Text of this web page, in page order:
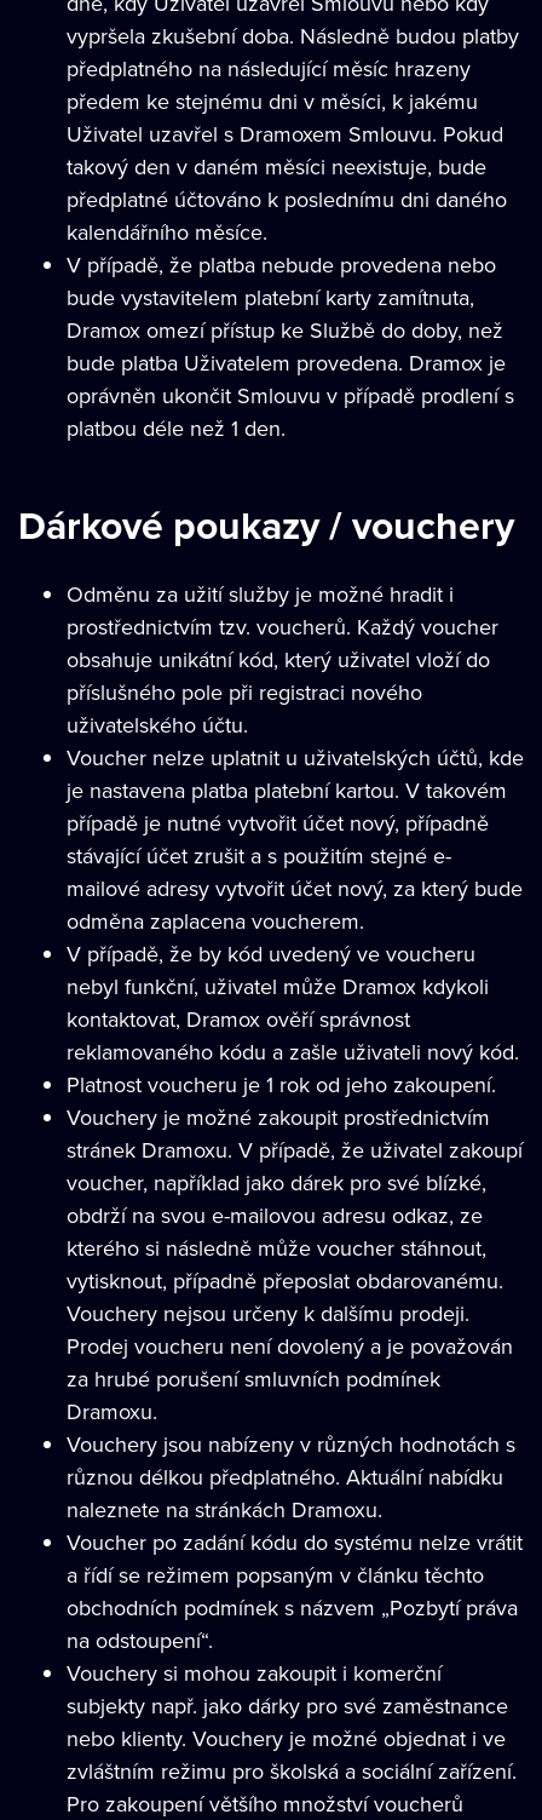
vypršela zkušební doba. Následně budou platby
předplatného na následující měsíc hrazeny
předem ke stejnému dni v měsíci, k jakému
Uživatel uzavřel s Dramoxem Smlouvu. Pokud
takový den v daném měsíci neexistuje, bude
předplatné účtováno k poslednímu dni daného
kalendářního měsíce.
V případě, že platba nebude provedena nebo
bude vystavitelem platební karty zamítnuta,
Dramox omezí přístup ke Službě do doby, než
bude platba Uživatelem provedena. Dramox je
oprávněn ukončit Smlouvu v případě prodlení s
platbou déle než 1 den.
Dárkové poukazy / vouchery
Odměnu za užití služby je možné hradit i
prostřednictvím tzv. voucherů. Každý voucher
obsahuje unikátní kód, který uživatel vloží do
příslušného pole při registraci nového
uživatelského účtu.
Voucher nelze uplatnit u uživatelských účtů, kde
je nastavena platba platební kartou. V takovém
případě je nutné vytvořit účet nový, případně
stávající účet zrušit a s použitím stejné e-
mailové adresy vytvořit účet nový, za který bude
odměna zaplacena voucherem.
V případě, že by kód uvedený ve voucheru
nebyl funkční, uživatel může Dramox kdykoli
kontaktovat, Dramox ověří správnost
reklamovaného kódu a zašle uživateli nový kód.
Platnost voucheru je 1 rok od jeho zakoupení.
Vouchery je možné zakoupit prostřednictvím
stránek Dramoxu. V případě, že uživatel zakoupí
voucher, například jako dárek pro své blízké,
obdrží na svou e-mailovou adresu odkaz, ze
kterého si následně může voucher stáhnout,
vytisknout, případně přeposlat obdarovanému.
Vouchery nejsou určeny k dalšímu prodeji.
Prodej voucheru není dovolený a je považován
za hrubé porušení smluvních podmínek
Dramoxu.
Vouchery jsou nabízeny v různých hodnotách s
různou délkou předplatného. Aktuální nabídku
naleznete na stránkách Dramoxu.
Voucher po zadání kódu do systému nelze vrátit
a řídí se režimem popsaným v článku těchto
obchodních podmínek s názvem „Pozbytí práva
na odstoupení“.
Vouchery si mohou zakoupit i komerční
subjekty např. jako dárky pro své zaměstnance
nebo klienty. Vouchery je možné objednat i ve
zvláštním režimu pro školská a sociální zařízení.
Pro zakoupení většího množství voucherů